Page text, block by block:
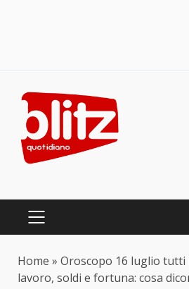
content
PRIMARY
Home » Oroscopo 16 luglio tutti
lavoro, soldi e fortuna: cosa